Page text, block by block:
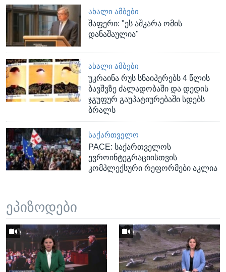
ᲐᲮᲐᲚᲘ ᲐᲛᲑᲔᲑᲘ
შაფერი: "ეს აშკარა ომის
დანაშაულია"
ᲐᲮᲐᲚᲘ ᲐᲛᲑᲔᲑᲘ
უკრაინა რუს სნაიპერებს 4 წლის
ბავშვზე ძალადობაში და დედის
ჯგუფურ გაუპატიურებაში სდებს
ბრალს
ᲡᲐᲥᲐᲠᲗᲕᲔᲚᲝ
PACE: საქართველოს
ევროინტეგრაციისთვის
კომპლექსური რეფორმები აკლია
ეპიზოდები